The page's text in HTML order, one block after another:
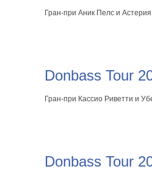
Гран-при Аник Пелс и Астерия
Donbass Tour
Гран-при Кассио Риветти и
Donbass Tour